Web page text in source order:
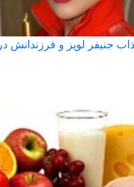
جنیفر لوپز و فرزندانش در